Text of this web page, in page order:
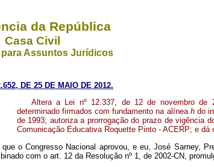
da República
Casa Civil
Assuntos Jurídicos
DE 25 DE MAIO DE 2012.
Altera a Lei nº 12.337, de 12 de novembro de
determinado firmados com fundamento na alínea h do
de 1993; autoriza a prorrogação do prazo de vigência
Comunicação Educativa Roquette Pinto - ACERP; e dá
o Congresso Nacional aprovou, e eu, José Sarney,
com o art. 12 da Resolução nº 1, de 2002-CN,